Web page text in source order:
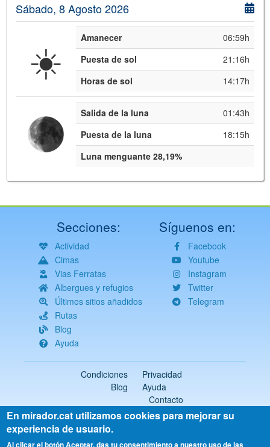
Sábado, 8 Agosto 2026
☀️ Amanecer
06:59h
Puesta de sol
21:16h
Horas de sol
14:17h
Salida de la luna
01:43h
Puesta de la luna
18:15h
Luna menguante 28,19%
Secciones:
Actividad
Cimas
Vias Ferratas
Albergues y refugios
Últimos sitios añadidos
Rutas
Blog
Ayuda
Síguenos en:
Facebook
Youtube
Instagram
Twitter
Telegram
Condiciones
Privacidad
Blog
Ayuda
Contacto
2018-2026 ©mirador.cat
Todos los derechos reservados
Select
En mirador.cat utilizamos cookies para mejorar su
experiencia de usuario.
Al clicar el botón Aceptar, das tu consentimiento a nuestro uso de las